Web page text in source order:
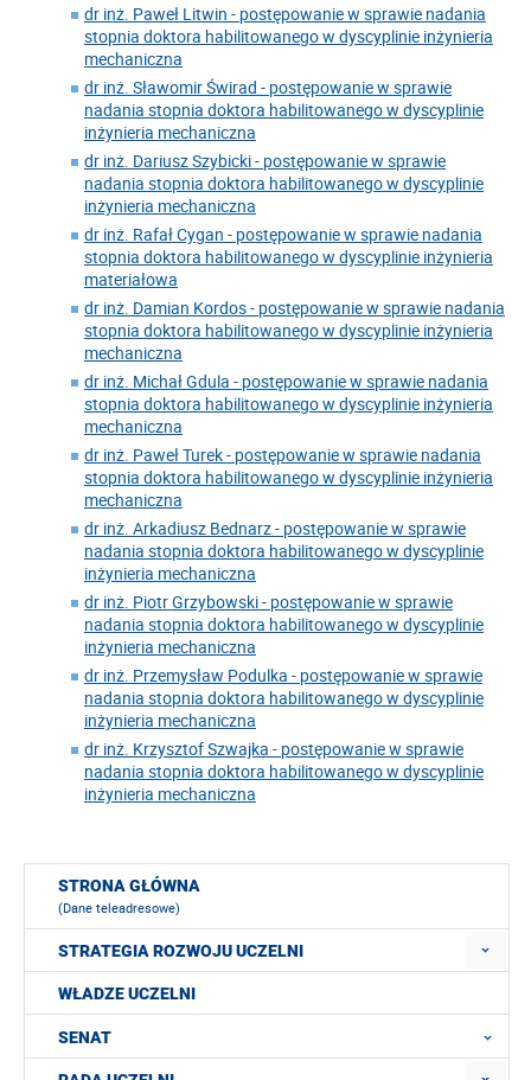
dr inż. Paweł Litwin - postępowanie w sprawie nadania
stopnia doktora habilitowanego w dyscyplinie inżynieria
mechaniczna
dr inż. Sławomir Świrad - postępowanie w sprawie
nadania stopnia doktora habilitowanego w dyscyplinie
inżynieria mechaniczna
dr inż. Dariusz Szybicki - postępowanie w sprawie
nadania stopnia doktora habilitowanego w dyscyplinie
inżynieria mechaniczna
dr inż. Rafał Cygan - postępowanie w sprawie nadania
stopnia doktora habilitowanego w dyscyplinie inżynieria
materiałowa
dr inż. Damian Kordos - postępowanie w sprawie nadania
stopnia doktora habilitowanego w dyscyplinie inżynieria
mechaniczna
dr inż. Michał Gdula - postępowanie w sprawie nadania
stopnia doktora habilitowanego w dyscyplinie inżynieria
mechaniczna
dr inż. Paweł Turek - postępowanie w sprawie nadania
stopnia doktora habilitowanego w dyscyplinie inżynieria
mechaniczna
dr inż. Arkadiusz Bednarz - postępowanie w sprawie
nadania stopnia doktora habilitowanego w dyscyplinie
inżynieria mechaniczna
dr inż. Piotr Grzybowski - postępowanie w sprawie
nadania stopnia doktora habilitowanego w dyscyplinie
inżynieria mechaniczna
dr inż. Przemysław Podulka - postępowanie w sprawie
nadania stopnia doktora habilitowanego w dyscyplinie
inżynieria mechaniczna
dr inż. Krzysztof Szwajka - postępowanie w sprawie
nadania stopnia doktora habilitowanego w dyscyplinie
inżynieria mechaniczna
STRONA GŁÓWNA
(Dane teleadresowe)
STRATEGIA ROZWOJU UCZELNI
WŁADZE UCZELNI
SENAT